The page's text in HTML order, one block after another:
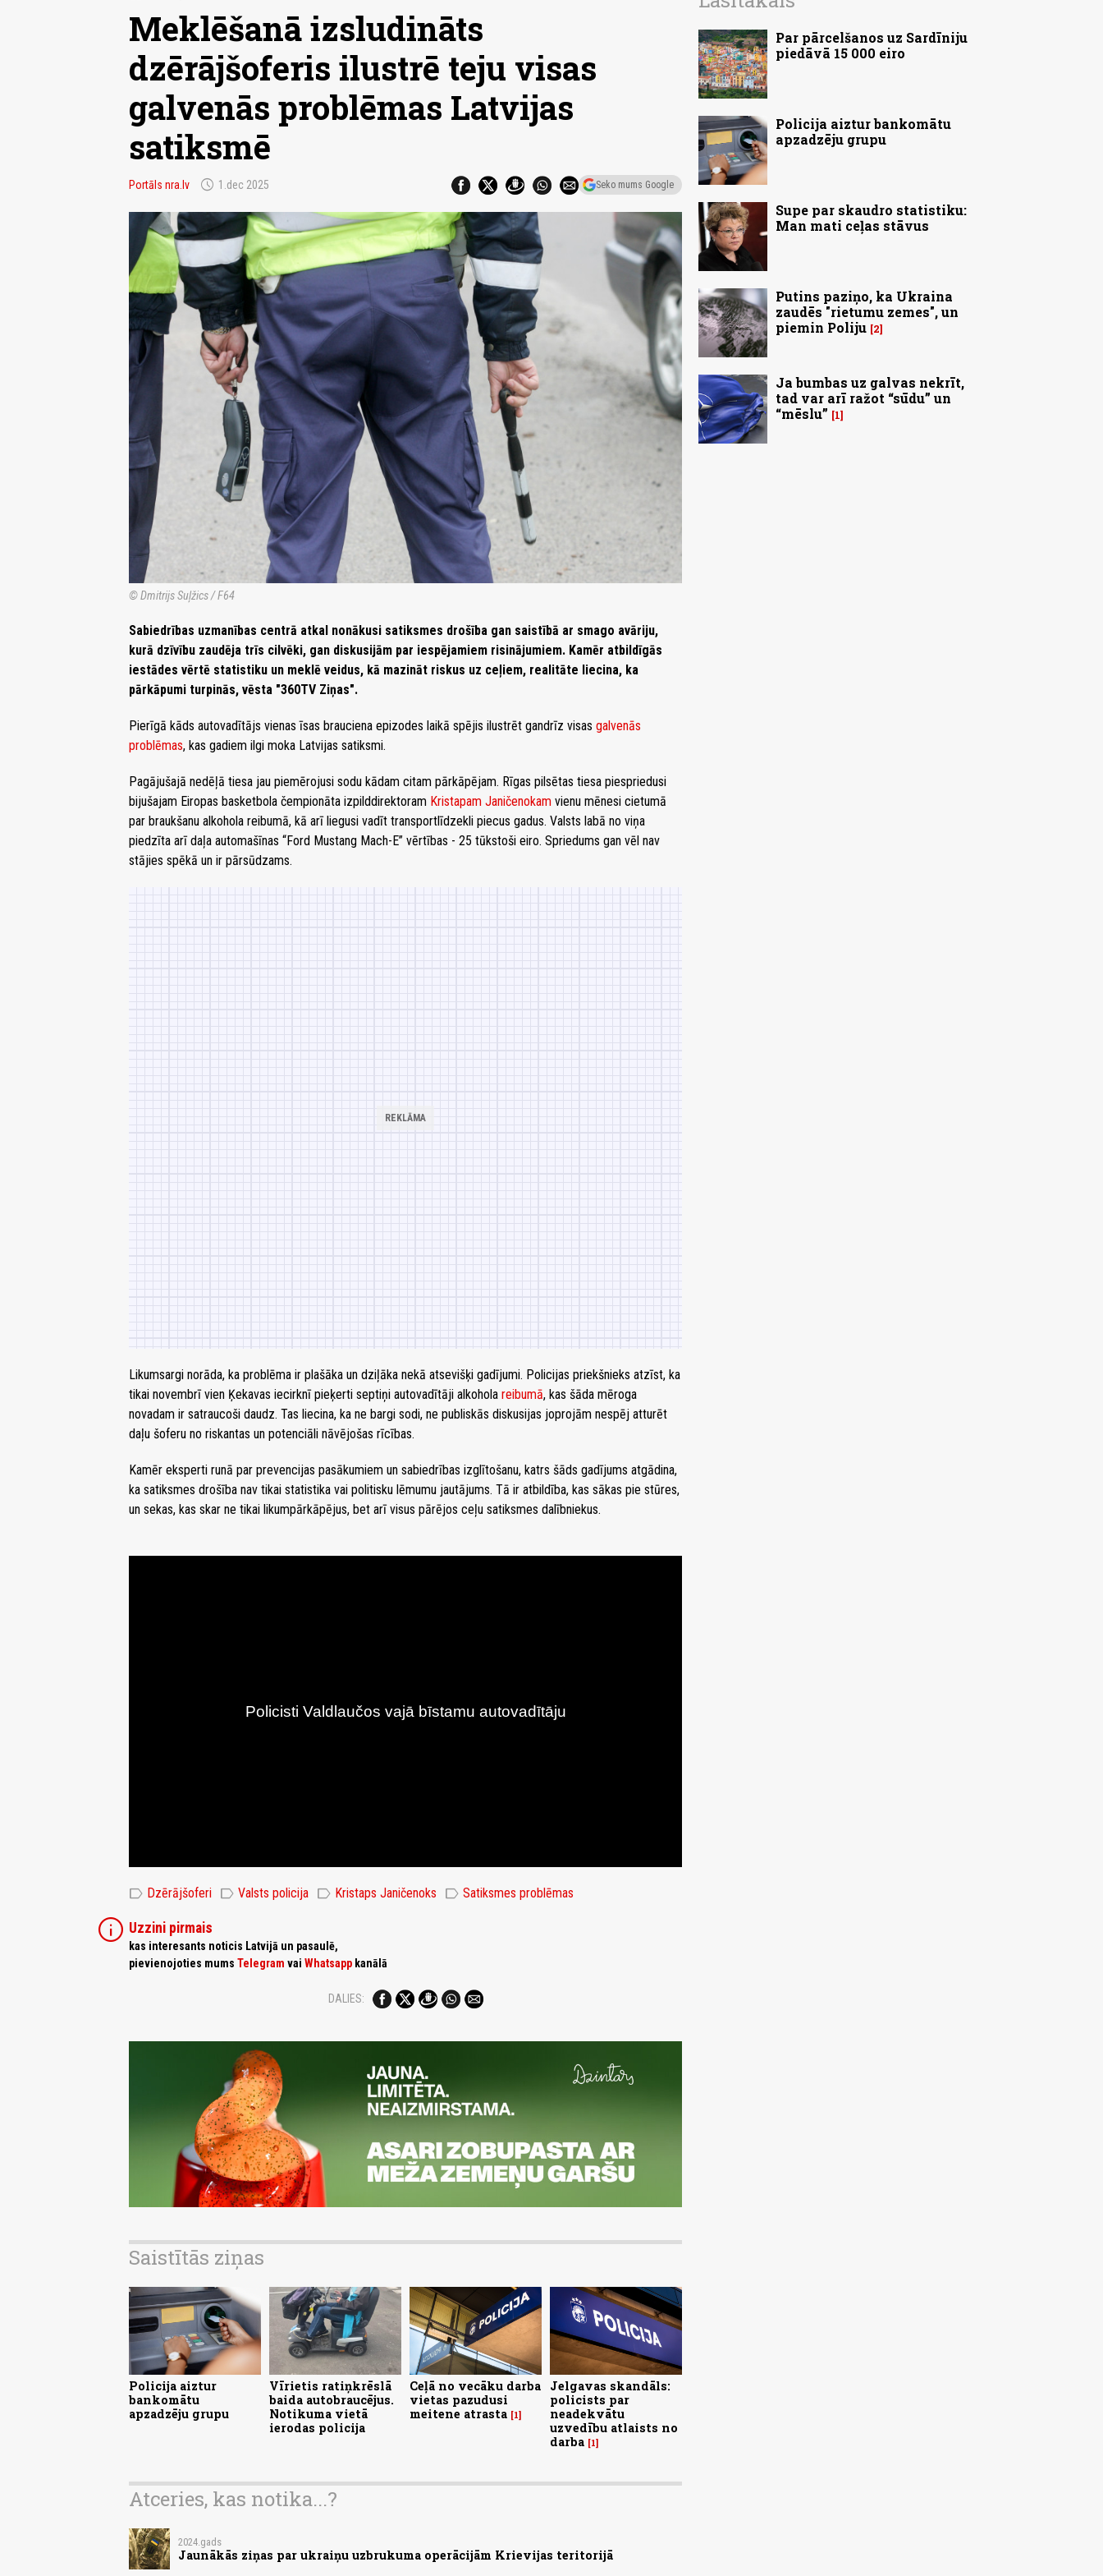
Meklēšanā izsludināts
dzērājšoferis ilustrē teju visas
galvenās problēmas Latvijas
satiksmē
Portāls nra.lv schedule 1.dec 2025 Seko mums Google
© Dmitrijs Suļžics / F64
Sabiedrības uzmanības centrā atkal nonākusi satiksmes drošība gan saistībā ar smago avāriju,
kurā dzīvību zaudēja trīs cilvēki, gan diskusijām par iespējamiem risinājumiem. Kamēr atbildīgās
iestādes vērtē statistiku un meklē veidus, kā mazināt riskus uz ceļiem, realitāte liecina, ka
pārkāpumi turpinās, vēsta "360TV Ziņas".
Pierīgā kāds autovadītājs vienas īsas brauciena epizodes laikā spējis ilustrēt gandrīz visas galvenās
problēmas, kas gadiem ilgi moka Latvijas satiksmi.
Pagājušajā nedēļā tiesa jau piemērojusi sodu kādam citam pārkāpējam. Rīgas pilsētas tiesa piespriedusi
bijušajam Eiropas basketbola čempionāta izpilddirektoram Kristapam Janičenokam vienu mēnesi cietumā
par braukšanu alkohola reibumā, kā arī liegusi vadīt transportlīdzekli piecus gadus. Valsts labā no viņa
piedzīta arī daļa automašīnas “Ford Mustang Mach-E” vērtības - 25 tūkstoši eiro. Spriedums gan vēl nav
stājies spēkā un ir pārsūdzams.
Likumsargi norāda, ka problēma ir plašāka un dziļāka nekā atsevišķi gadījumi. Policijas priekšnieks atzīst, ka
tikai novembrī vien Ķekavas iecirknī pieķerti septiņi autovadītāji alkohola reibumā, kas šāda mēroga
novadam ir satraucoši daudz. Tas liecina, ka ne bargi sodi, ne publiskās diskusijas joprojām nespēj atturēt
daļu šoferu no riskantas un potenciāli nāvējošas rīcības.
Kamēr eksperti runā par prevencijas pasākumiem un sabiedrības izglītošanu, katrs šāds gadījums atgādina,
ka satiksmes drošība nav tikai statistika vai politisku lēmumu jautājums. Tā ir atbildība, kas sākas pie stūres,
un sekas, kas skar ne tikai likumpārkāpējus, bet arī visus pārējos ceļu satiksmes dalībniekus.
label Dzērājšoferi label Valsts policija label Kristaps Janičenoks label Satiksmes problēmas
info Uzzini pirmais
kas interesants noticis Latvijā un pasaulē,
pievienojoties mums Telegram vai Whatsapp kanālā
DALIES:
Saistītās ziņas
Policija aiztur
bankomātu
apzadzēju grupu
Vīrietis ratiņkrēslā
baida autobraucējus.
Notikuma vietā
ierodas policija
Ceļā no vecāku darba
vietas pazudusi
meitene atrasta 1
Jelgavas skandāls:
policists par
neadekvātu
uzvedību atlaists no
darba 1
Atceries, kas notika...?
2024.gads
Jaunākās ziņas par ukraiņu uzbrukuma operācijām Krievijas teritorijā
Par pārcelšanos uz Sardīniju
piedāvā 15 000 eiro
Policija aiztur bankomātu
apzadzēju grupu
Supe par skaudro statistiku:
Man mati ceļas stāvus
Putins paziņo, ka Ukraina
zaudēs "rietumu zemes", un
piemin Poliju 2
Ja bumbas uz galvas nekrīt,
tad var arī ražot “sūdu” un
“mēslu”
1